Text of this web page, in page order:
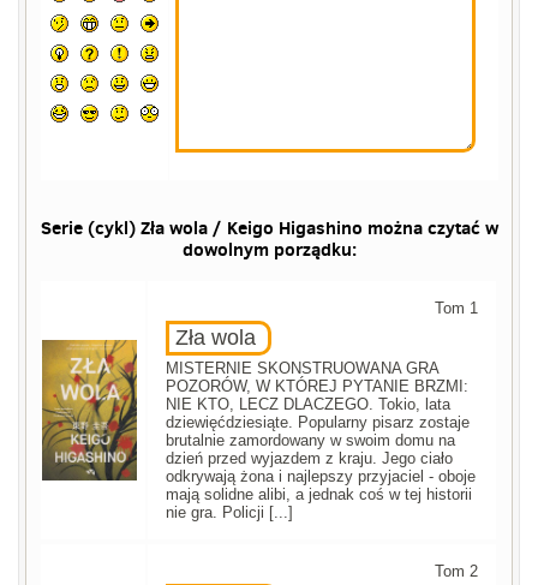
Serie (cykl) Zła wola / Keigo Higashino można czytać w
dowolnym porządku:
Tom 1
Zła wola
MISTERNIE SKONSTRUOWANA GRA
POZORÓW, W KTÓREJ PYTANIE BRZMI:
NIE KTO, LECZ DLACZEGO. Tokio, lata
dziewięćdziesiąte. Popularny pisarz zostaje
brutalnie zamordowany w swoim domu na
dzień przed wyjazdem z kraju. Jego ciało
odkrywają żona i najlepszy przyjaciel - oboje
mają solidne alibi, a jednak coś w tej historii
nie gra. Policji [...]
Tom 2